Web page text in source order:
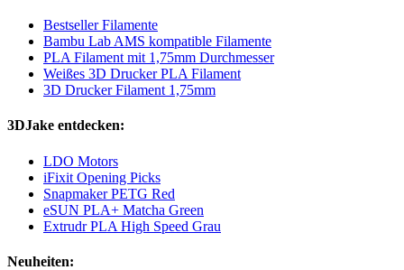
Bestseller Filamente
Bambu Lab AMS kompatible Filamente
PLA Filament mit 1,75mm Durchmesser
Weißes 3D Drucker PLA Filament
3D Drucker Filament 1,75mm
3DJake entdecken:
LDO Motors
iFixit Opening Picks
Snapmaker PETG Red
eSUN PLA+ Matcha Green
Extrudr PLA High Speed Grau
Neuheiten: